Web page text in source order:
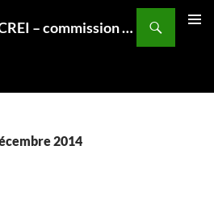
Blog de la CREI – commission relations et expéditions internationales – Fédération Française de Spéléo
2014